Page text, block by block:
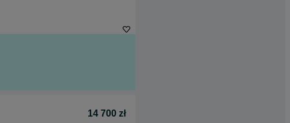
14 700 zł